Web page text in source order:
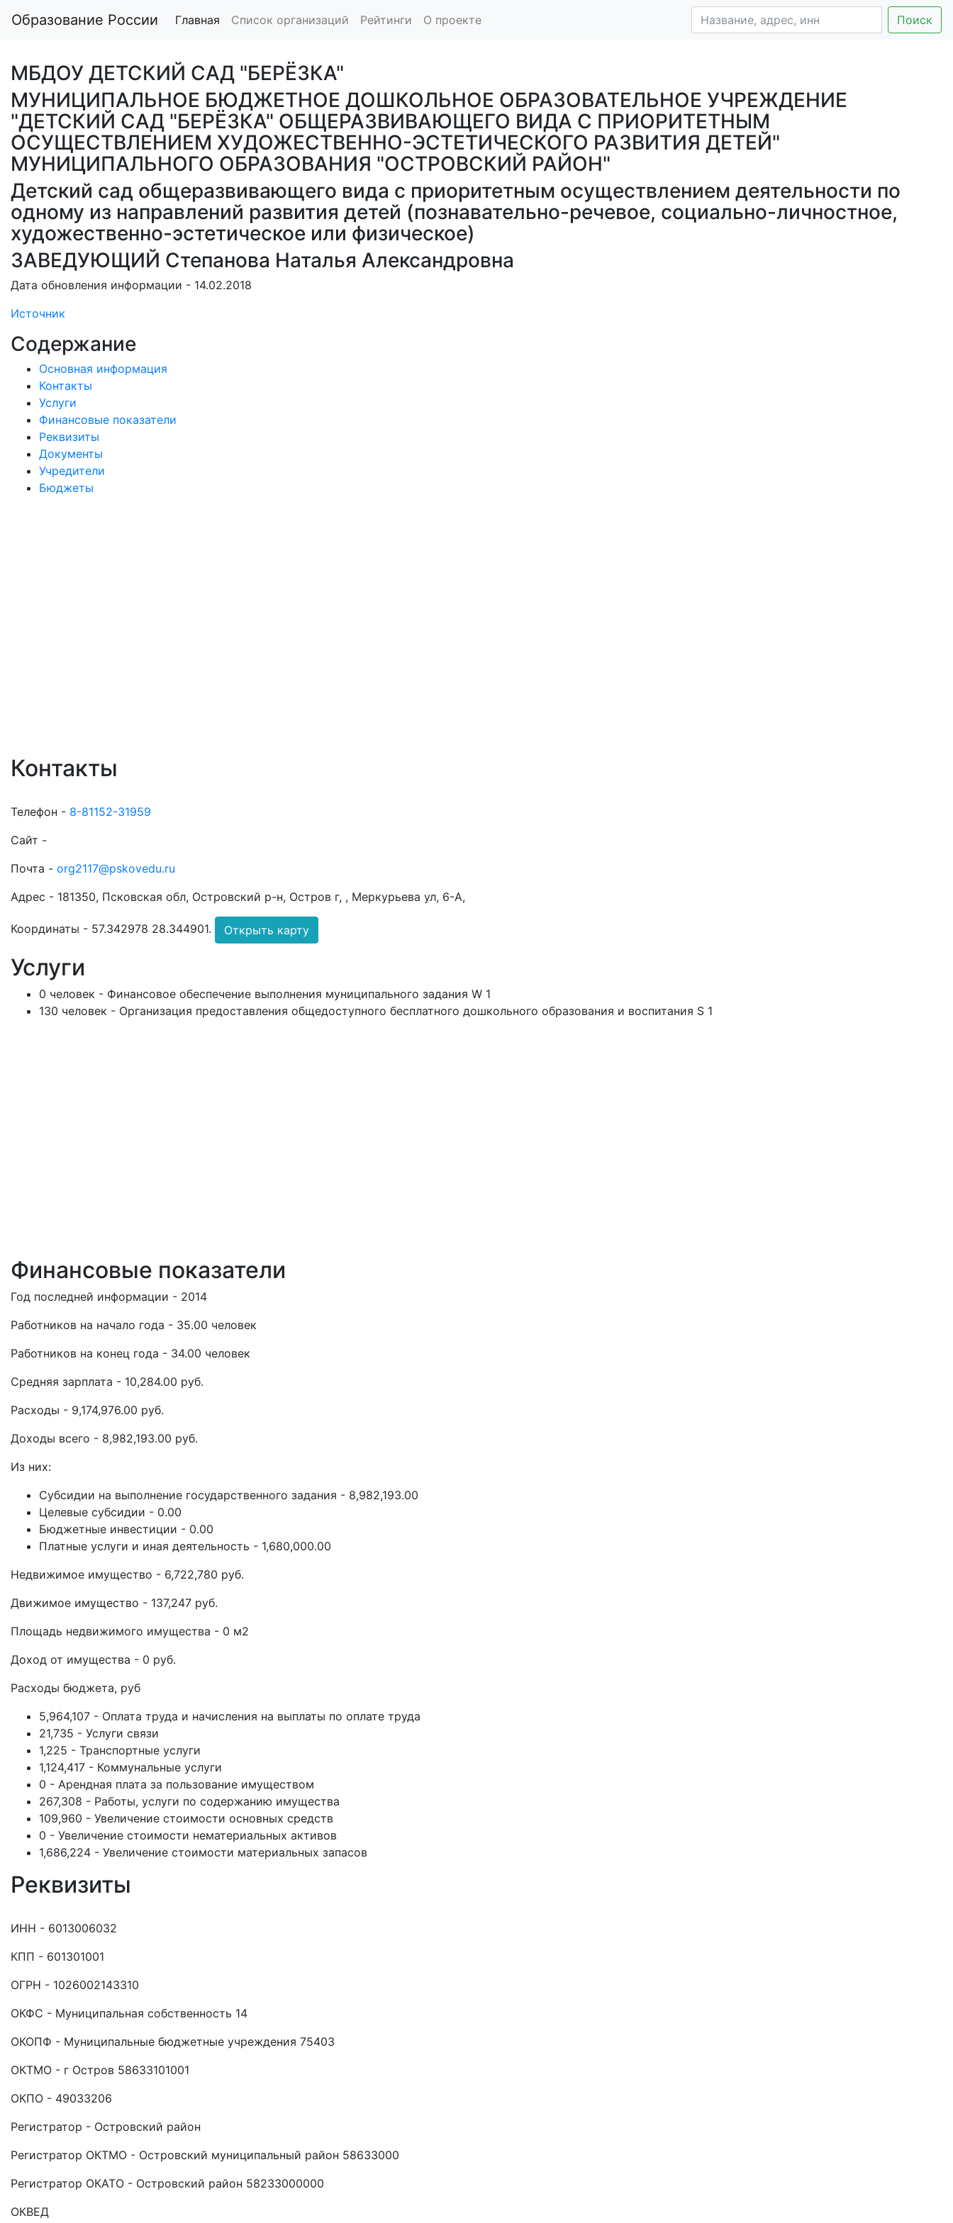
Образование России Главная Список организаций Рейтинги О проекте Поиск
МБДОУ ДЕТСКИЙ САД "БЕРЁЗКА"
МУНИЦИПАЛЬНОЕ БЮДЖЕТНОЕ ДОШКОЛЬНОЕ ОБРАЗОВАТЕЛЬНОЕ УЧРЕЖДЕНИЕ
"ДЕТСКИЙ САД "БЕРЁЗКА" ОБЩЕРАЗВИВАЮЩЕГО ВИДА С ПРИОРИТЕТНЫМ
ОСУЩЕСТВЛЕНИЕМ ХУДОЖЕСТВЕННО-ЭСТЕТИЧЕСКОГО РАЗВИТИЯ ДЕТЕЙ"
МУНИЦИПАЛЬНОГО ОБРАЗОВАНИЯ "ОСТРОВСКИЙ РАЙОН"
Детский сад общеразвивающего вида с приоритетным осуществлением деятельности по
одному из направлений развития детей (познавательно-речевое, социально-личностное,
художественно-эстетическое или физическое)
ЗАВЕДУЮЩИЙ Степанова Наталья Александровна
Дата обновления информации - 14.02.2018
Источник
Содержание
Основная информация
Контакты
Услуги
Финансовые показатели
Реквизиты
Документы
Учредители
Бюджеты
Контакты
Телефон - 8-81152-31959
Сайт -
Почта - org2117@pskovedu.ru
Адрес - 181350, Псковская обл, Островский р-н, Остров г, , Меркурьева ул, 6-А,
Координаты - 57.342978 28.344901. Открыть карту
Услуги
0 человек - Финансовое обеспечение выполнения муниципального задания W 1
130 человек - Организация предоставления общедоступного бесплатного дошкольного образования и воспитания S 1
Финансовые показатели
Год последней информации - 2014
Работников на начало года - 35.00 человек
Работников на конец года - 34.00 человек
Средняя зарплата - 10,284.00 руб.
Расходы - 9,174,976.00 руб.
Доходы всего - 8,982,193.00 руб.
Из них:
Субсидии на выполнение государственного задания - 8,982,193.00
Целевые субсидии - 0.00
Бюджетные инвестиции - 0.00
Платные услуги и иная деятельность - 1,680,000.00
Недвижимое имущество - 6,722,780 руб.
Движимое имущество - 137,247 руб.
Площадь недвижимого имущества - 0 м2
Доход от имущества - 0 руб.
Расходы бюджета, руб
5,964,107 - Оплата труда и начисления на выплаты по оплате труда
21,735 - Услуги связи
1,225 - Транспортные услуги
1,124,417 - Коммунальные услуги
0 - Арендная плата за пользование имуществом
267,308 - Работы, услуги по содержанию имущества
109,960 - Увеличение стоимости основных средств
0 - Увеличение стоимости нематериальных активов
1,686,224 - Увеличение стоимости материальных запасов
Реквизиты
ИНН - 6013006032
КПП - 601301001
ОГРН - 1026002143310
ОКФС - Муниципальная собственность 14
ОКОПФ - Муниципальные бюджетные учреждения 75403
ОКТМО - г Остров 58633101001
ОКПО - 49033206
Регистратор - Островский район
Регистратор ОКТМО - Островский муниципальный район 58633000
Регистратор ОКАТО - Островский район 58233000000
ОКВЕД